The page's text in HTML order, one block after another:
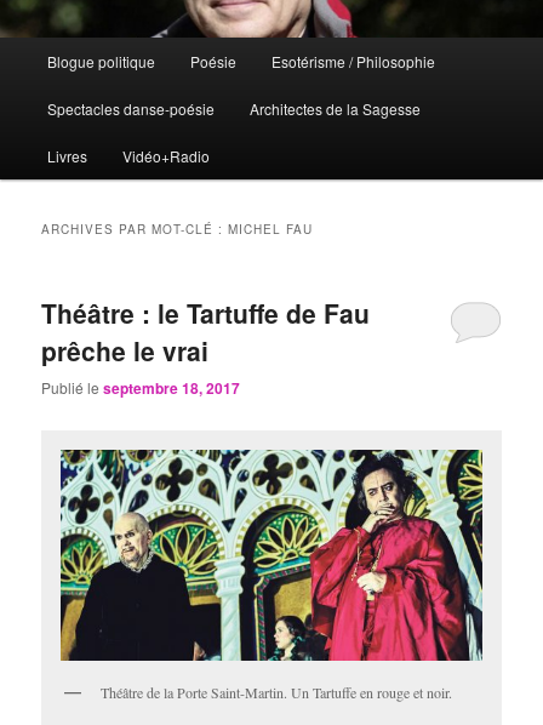
Aller
au
contenu
principal
Aller
au
contenu
secondaire
Blogue politique Poésie Esotérisme / Philosophie
Spectacles danse-poésie Architectes de la Sagesse
Livres Vidéo+Radio
ARCHIVES PAR MOT-CLÉ :MICHEL FAU
Théâtre : le Tartuffe de Fau
prêche le vrai
Publié leseptembre 18, 2017
Théâtre de la Porte Saint-Martin. Un Tartuffe en rouge et noir.